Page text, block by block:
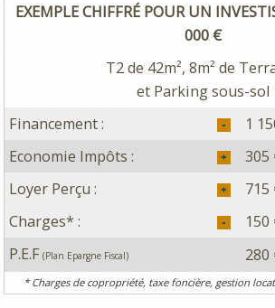
EXEMPLE CHIFFRÉ POUR UN
000 €
T2 de 42m², 8m² de
et Parking sous-sol
Financement :
1
Economie Impôts :
305
Loyer Perçu :
715
Charges* :
P.E.F (Plan Epargne Fiscal) 280
* Charges de copropriété, taxe foncière, gestion